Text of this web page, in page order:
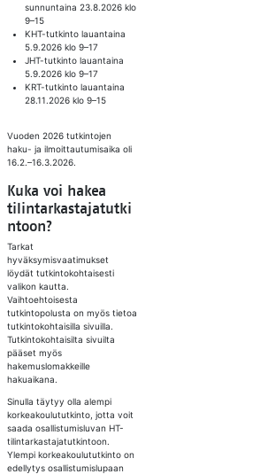
sunnuntaina 23.8.2026 klo
9–15
KHT-tutkinto lauantaina
5.9.2026 klo 9–17
JHT-tutkinto lauantaina
5.9.2026 klo 9–17
KRT-tutkinto lauantaina
28.11.2026 klo 9–15
Vuoden 2026 tutkintojen
haku- ja ilmoittautumisaika oli
16.2.–16.3.2026.
Kuka voi hakea
tilintarkastajatutki
ntoon?
Tarkat
hyväksymisvaatimukset
löydät tutkintokohtaisesti
valikon kautta.
Vaihtoehtoisesta
tutkintopolusta on myös tietoa
tutkintokohtaisilla sivuilla.
Tutkintokohtaisilta sivuilta
pääset myös
hakemuslomakkeille
hakuaikana.
Sinulla täytyy olla alempi
korkeakoulututkinto, jotta voit
saada osallistumisluvan HT-
tilintarkastajatutkintoon.
Ylempi korkeakoulututkinto on
edellytys osallistumislupaan